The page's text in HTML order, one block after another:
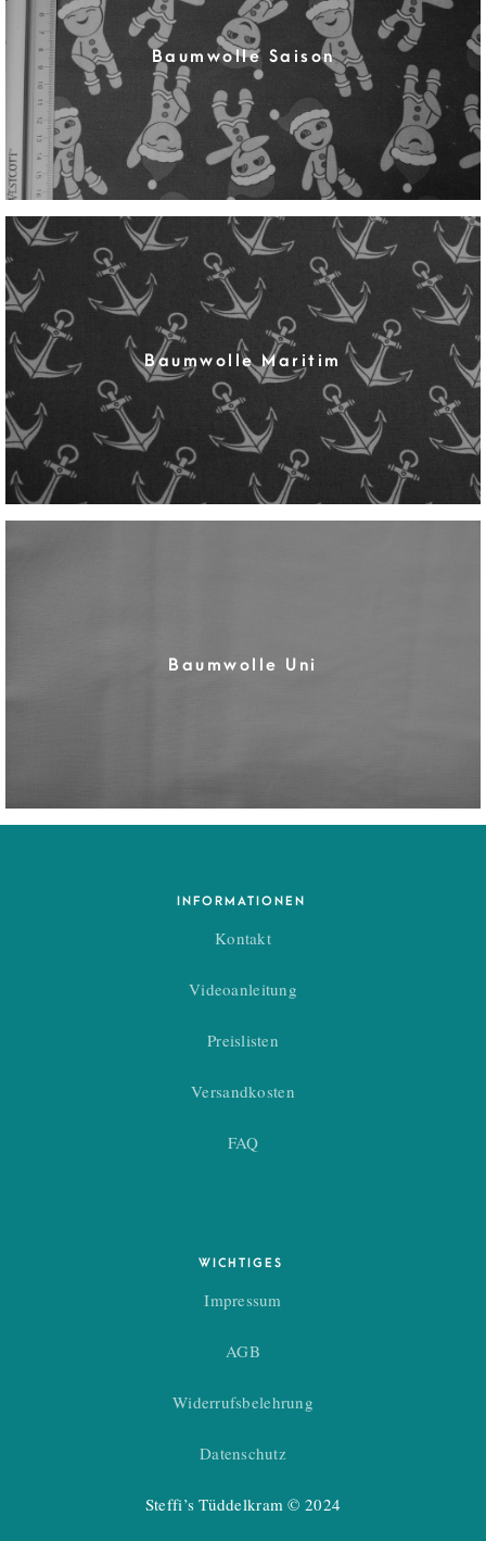
Baumwolle Saison
Baumwolle Maritim
Baumwolle Uni
INFORMATIONEN
Kontakt
Videoanleitung
Preislisten
Versandkosten
FAQ
WICHTIGES
Impressum
AGB
Widerrufsbelehrung
Datenschutz
Steffi’s Tüddelkram © 2024